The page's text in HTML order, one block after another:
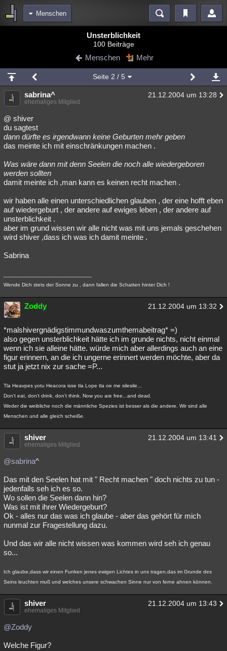
Menschen
Blogs Videos
Chat Wiki Neuigkeiten
meine Rubriken
Menschen Mystery Kriminalfälle
Spiritualität
Natur Umfragen Unterhaltung
Philosophie Träume Orte Esoterik Literatur
Astronomie Helpdesk Gruppen Gaming Filme
Musik Clash Verbesserungen Allmystery English
Übersichten
Besucht Teilgenommen Alle Neue
Lesenswert
Unsterblichkeit
100 Beiträge
Menschen Mehr
Seite 2 / 5
sabrina^ 21.12.2004 um 13:28
ehemaliges Mitglied
@ shiver
du sagtest
dann dürfte es irgendwann keine Geburten mehr geben
das meinte ich mit einschränkungen machen .
Was wäre dann mit denn Seelen die noch alle wiedergeboren
werden sollten
damit meinte ich ,man kann es keinen recht machen .
wir haben alle einen unterschiedlichen glauben , der eine hofft eben
auf wiedergeburt , der andere auf ewiges leben , der andere auf
unsterblichkeit .
aber im grund wissen wir alle nicht was mit uns jemals geschehen
wird shiver ,dass ich was ich damit meinte .
Sabrina
Wende Dich stets der Sonne zu , dann fallen die Schatten hinter Dich !
Zoddy 21.12.2004 um 13:32
*malshivergnädigstimmundwaszumthemabeitrag* =)
also gegen unsterblichkeit hätte ich im grunde nichts, nicht einmal
wenn ich sie alleine hätte. würde mich aber allerdings auch an eine
figur erinnern, an die ich ungerne erinnert werden möchte, aber da
stut ja jetzt nix zur sache =P...
Tla Heavpes yotu Heacora isse tla Lope tla oe me silesile...
Don't eat, don't drink, don't think. Now you are free...and dead.
Weder die weibliche noch die männliche Spezies ist besser als die andere. Wir sind alle
Menschen und alle gleich scheiße.
shiver 21.12.2004 um 13:41
ehemaliges Mitglied
@sabrina^
Das mit den Seelen hat mit " Recht machen " doch nichts zu tun -
jedenfalls seh ich es so.
Wo sollen die Seelen dann hin?
Was ist mit ihrer Wiedergeburt?
Ok - alles nur das was ich glaube - aber das gehört für mich
nunmal zur Fragestellung dazu.
Und das wir alle nicht wissen was kommen wird seh ich genau
so...
Ich glaube,dass wir einen Funken jenes ewigen Lichtes in uns tragen,das im Grunde des
Seins leuchten muß und welches unsere schwachen Sinne nur von ferne ahnen können.
shiver 21.12.2004 um 13:43
ehemaliges Mitglied
@Zoddy
Welche Figur?